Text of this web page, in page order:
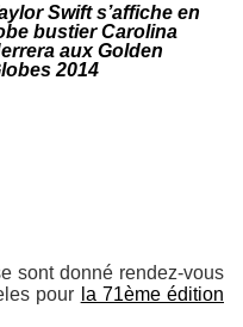
Swift s’affiche en
bustier Carolina
aux Golden
2014
sont donné rendez-vous
pour la 71ème édition